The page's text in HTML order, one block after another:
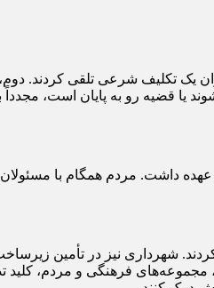
یک تکلیف شرعی تلقی کردند.
رو به پایان است، مجدداً با
داشت. مردم همگام با مسئولان
شهرداری نیز در تأمین
فرهنگی و مردم، کلید